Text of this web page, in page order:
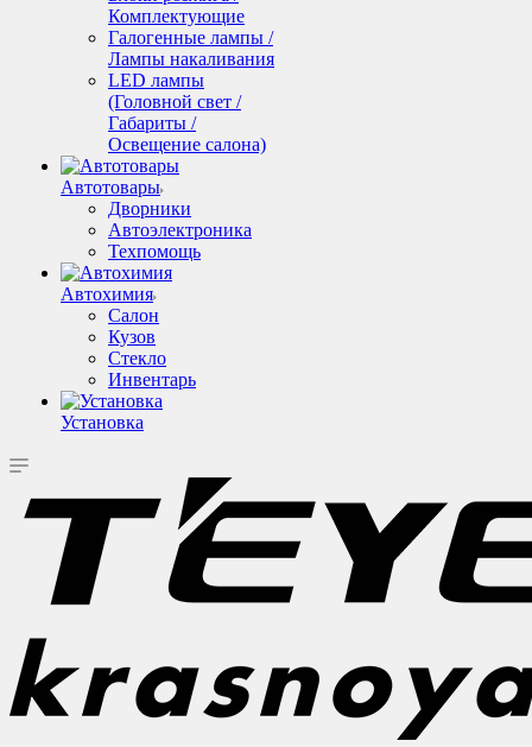
Комплектующие
Галогенные лампы /
Лампы накаливания
LED лампы
(Головной свет /
Габариты /
Освещение салона)
Автотовары
Дворники
Автоэлектроника
Техпомощь
Автохимия
Салон
Кузов
Стекло
Инвентарь
Установка